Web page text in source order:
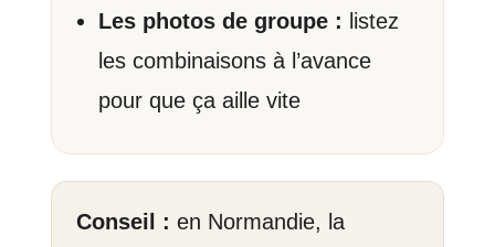
Les photos de groupe : listez
les combinaisons à l’avance
pour que ça aille vite
Conseil : en Normandie, la